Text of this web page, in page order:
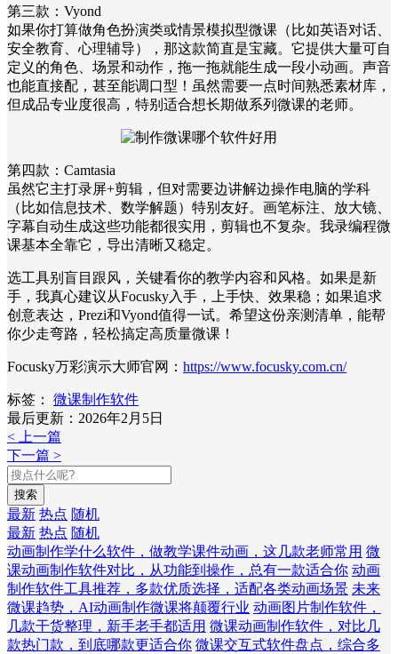
第三款：Vyond
如果你打算做角色扮演类或情景模拟型微课（比如英语对话、
安全教育、心理辅导），那这款简直是宝藏。它提供大量可自
定义的角色、场景和动作，拖一拖就能生成一段小动画。声音
也能直接配，甚至能调口型！虽然需要一点时间熟悉素材库，
但成品专业度很高，特别适合想长期做系列微课的老师。
第四款：Camtasia
虽然它主打录屏+剪辑，但对需要边讲解边操作电脑的学科
（比如信息技术、数学解题）特别友好。画笔标注、放大镜、
字幕自动生成这些功能都很实用，剪辑也不复杂。我录编程微
课基本全靠它，导出清晰又稳定。
选工具别盲目跟风，关键看你的教学内容和风格。如果是新
手，我真心建议从Focusky入手，上手快、效果稳；如果追求
创意表达，Prezi和Vyond值得一试。希望这份亲测清单，能帮
你少走弯路，轻松搞定高质量微课！
Focusky万彩演示大师官网： https://www.focusky.com.cn/
标签：
微课制作软件
最后更新：2026年2月5日
< 上一篇
下一篇 >
搜索
最新 热点 随机
最新 热点 随机
动画制作学什么软件，做教学课件动画，这几款老师常用 微
课动画制作软件对比，从功能到操作，总有一款适合你 动画
制作软件工具推荐，多款优质选择，适配各类动画场景 未来
微课趋势，AI动画制作微课将颠覆行业 动画图片制作软件，
几款干货整理，新手老手都适用 微课动画制作软件，对比几
款热门款，到底哪款更适合你 微课交互式软件盘点，综合多